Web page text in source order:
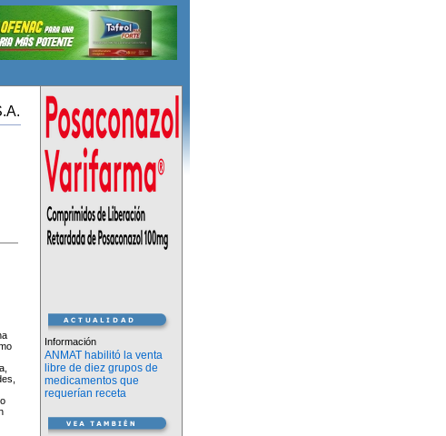
Información
ANMAT habilitó la venta
libre de diez grupos de
medicamentos que
requerían receta